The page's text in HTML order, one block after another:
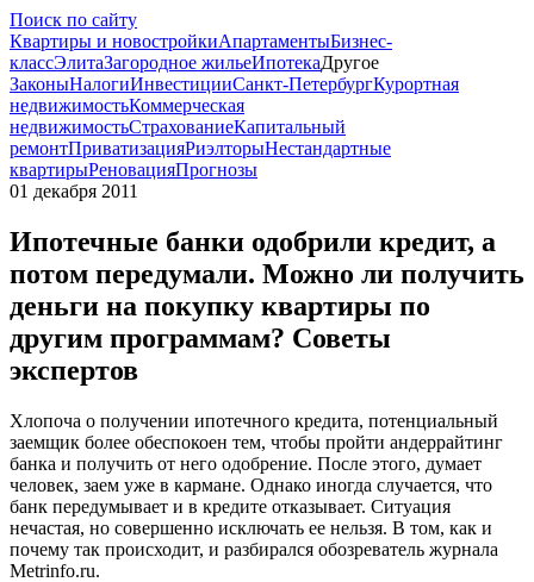
Поиск по сайту
Квартиры и новостройкиАпартаментыБизнес-
классЭлитаЗагородное жильеИпотекаДругое
ЗаконыНалогиИнвестицииСанкт-ПетербургКурортная
недвижимостьКоммерческая
недвижимостьСтрахованиеКапитальный
ремонтПриватизацияРиэлторыНестандартные
квартирыРеновацияПрогнозы
01 декабря 2011
Ипотечные банки одобрили кредит, а
потом передумали. Можно ли получить
деньги на покупку квартиры по
другим программам? Советы
экспертов
Хлопоча о получении ипотечного кредита, потенциальный
заемщик более обеспокоен тем, чтобы пройти андеррайтинг
банка и получить от него одобрение. После этого, думает
человек, заем уже в кармане. Однако иногда случается, что
банк передумывает и в кредите отказывает. Ситуация
нечастая, но совершенно исключать ее нельзя. В том, как и
почему так происходит, и разбирался обозреватель журнала
Metrinfo.ru.